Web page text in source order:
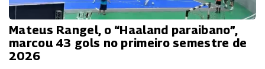
Mateus Rangel, o “Haaland paraibano”,
marcou 43 gols no primeiro semestre de
2026